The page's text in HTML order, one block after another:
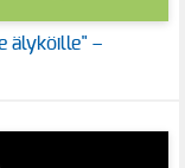
älyköille" –